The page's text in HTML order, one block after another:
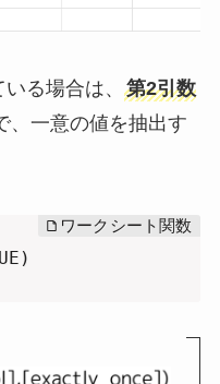
る場合は、 第2引数
、一意の値を抽出す